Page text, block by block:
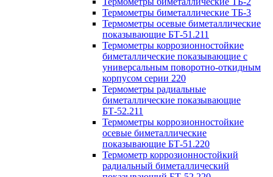
Термометры биметаллические ТБ-3
Термометры осевые биметаллические
показывающие БТ-51.211
Термометры коррозионностойкие
биметаллические показывающие с
универсальным поворотно-откидным
корпусом серии 220
Термометры радиальные
биметаллические показывающие
БТ-52.211
Термометры коррозионностойкие
осевые биметаллические
показывающие БТ-51.220
Термометр коррозионностойкий
радиальный биметаллический